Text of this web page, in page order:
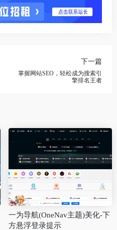
下一篇
掌握网站SEO，轻松成为搜索引
擎排名王者
一为导航(OneNav主题)美化-下
方悬浮登录提示